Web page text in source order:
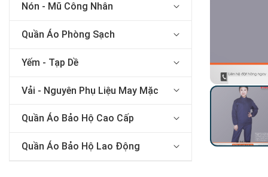
Nón - Mũ Công Nhân
Quần Áo Phòng Sạch
Yếm - Tạp Dề
Vải - Nguyên Phụ Liệu May Mặc
Quần Áo Bảo Hộ Cao Cấp
Quần Áo Bảo Hộ Lao Động